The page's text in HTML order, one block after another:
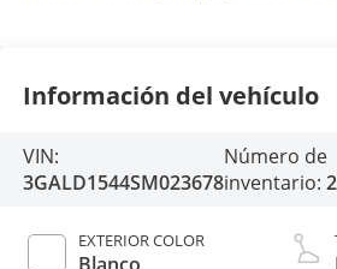
Información del vehículo
VIN:
3GALD1544SM023678
Número de
inventario:
EXTERIOR COLOR